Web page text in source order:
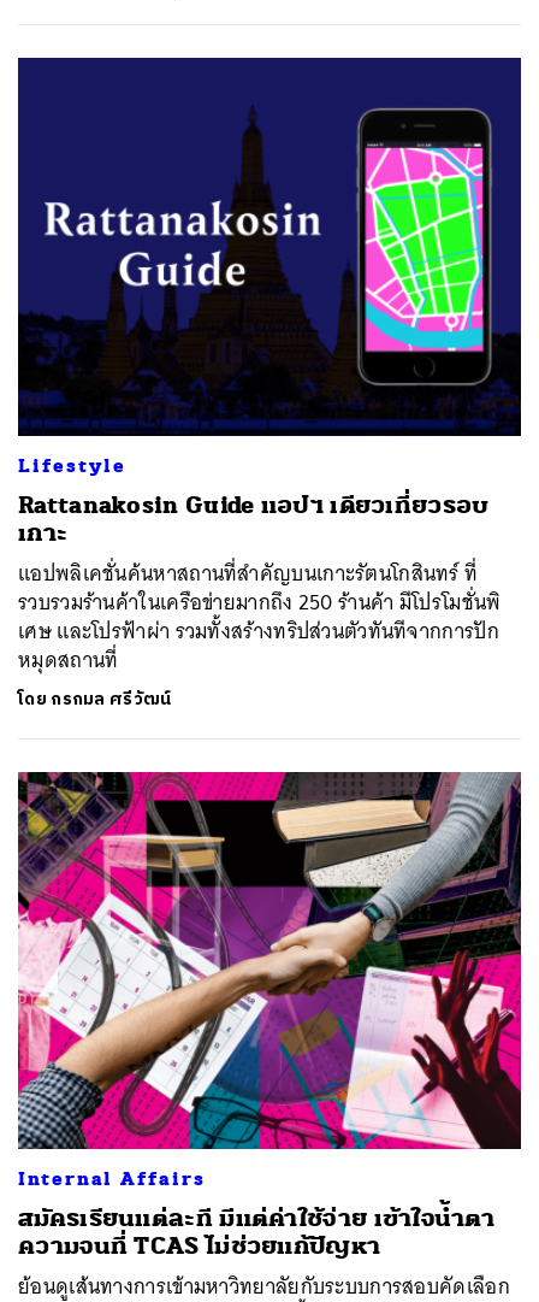
Lifestyle
Rattanakosin Guide แอปฯ เดียวเที่ยวรอบ
เกาะ
แอปพลิเคชั่นค้นหาสถานที่สำคัญบนเกาะรัตนโกสินทร์ ที่
รวบรวมร้านค้าในเครือข่ายมากถึง 250 ร้านค้า มีโปรโมชั่นพิ
เศษ และโปรฟ้าผ่า รวมทั้งสร้างทริปส่วนตัวทันทีจากการปัก
หมุดสถานที่
โดย กรกมล ศรีวัฒน์
Internal Affairs
สมัครเรียนแต่ละที มีแต่ค่าใช้จ่าย เข้าใจน้ำตา
ความจนที่ TCAS ไม่ช่วยแก้ปัญหา
ย้อนดูเส้นทางการเข้ามหาวิทยาลัยกับระบบการสอบคัดเลือก